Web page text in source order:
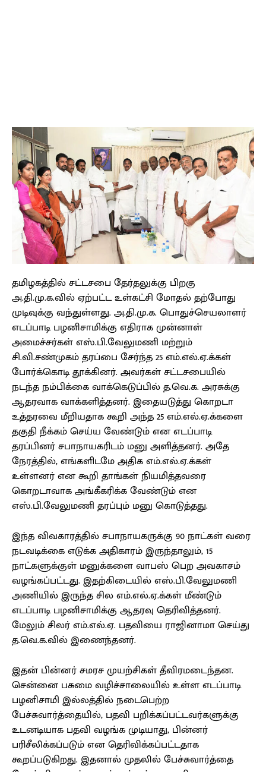
தமிழகத்தில் சட்டசபை தேர்தலுக்கு பிறகு
அ.தி.மு.க.வில் ஏற்பட்ட உள்கட்சி மோதல் தற்போது
முடிவுக்கு வந்துள்ளது. அ.தி.மு.க. பொதுச்செயலாளர்
எடப்பாடி பழனிசாமிக்கு எதிராக முன்னாள்
அமைச்சர்கள் எஸ்.பி.வேலுமணி மற்றும்
சி.வி.சண்முகம் தரப்பை சேர்ந்த 25 எம்.எல்.ஏ.க்கள்
போர்க்கொடி தூக்கினர். அவர்கள் சட்டசபையில்
நடந்த நம்பிக்கை வாக்கெடுப்பில் த.வெ.க. அரசுக்கு
ஆதரவாக வாக்களித்தனர். இதையடுத்து கொறடா
உத்தரவை மீறியதாக கூறி அந்த 25 எம்.எல்.ஏ.க்களை
தகுதி நீக்கம் செய்ய வேண்டும் என எடப்பாடி
தரப்பினர் சபாநாயகரிடம் மனு அளித்தனர். அதே
நேரத்தில், எங்களிடமே அதிக எம்.எல்.ஏ.க்கள்
உள்ளனர் என கூறி தாங்கள் நியமித்தவரை
கொறடாவாக அங்கீகரிக்க வேண்டும் என
எஸ்.பி.வேலுமணி தரப்பும் மனு கொடுத்தது.
இந்த விவகாரத்தில் சபாநாயகருக்கு 90 நாட்கள் வரை
நடவடிக்கை எடுக்க அதிகாரம் இருந்தாலும், 15
நாட்களுக்குள் மனுக்களை வாபஸ் பெற அவகாசம்
வழங்கப்பட்டது. இதற்கிடையில் எஸ்.பி.வேலுமணி
அணியில் இருந்த சில எம்.எல்.ஏ.க்கள் மீண்டும்
எடப்பாடி பழனிசாமிக்கு ஆதரவு தெரிவித்தனர்.
மேலும் சிலர் எம்.எல்.ஏ. பதவியை ராஜினாமா செய்து
த.வெ.க.வில் இணைந்தனர்.
இதன் பின்னர் சமரச முயற்சிகள் தீவிரமடைந்தன.
சென்னை பசுமை வழிச்சாலையில் உள்ள எடப்பாடி
பழனிசாமி இல்லத்தில் நடைபெற்ற
பேச்சுவார்த்தையில், பதவி பறிக்கப்பட்டவர்களுக்கு
உடனடியாக பதவி வழங்க முடியாது, பின்னர்
பரிசீலிக்கப்படும் என தெரிவிக்கப்பட்டதாக
கூறப்படுகிறது. இதனால் முதலில் பேச்சுவார்த்தை